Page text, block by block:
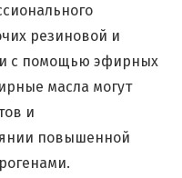
резиновой и
с помощью эфирных
масла могут
и
повышенной